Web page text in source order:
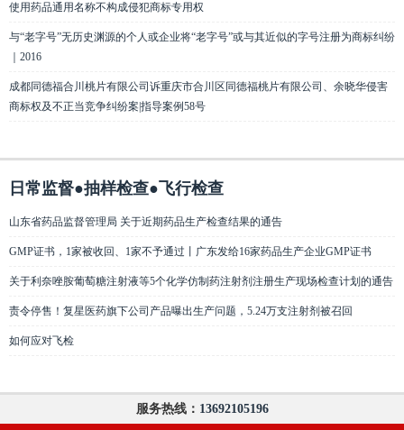
使用药品通用名称不构成侵犯商标专用权
与“老字号”无历史渊源的个人或企业将“老字号”或与其近似的字号注册为商标纠纷
｜2016
成都同德福合川桃片有限公司诉重庆市合川区同德福桃片有限公司、余晓华侵害
商标权及不正当竞争纠纷案|指导案例58号
日常监督●抽样检查●飞行检查
山东省药品监督管理局 关于近期药品生产检查结果的通告
GMP证书，1家被收回、1家不予通过丨广东发给16家药品生产企业GMP证书
关于利奈唑胺葡萄糖注射液等5个化学仿制药注射剂注册生产现场检查计划的通告
责令停售！复星医药旗下公司产品曝出生产问题，5.24万支注射剂被召回
如何应对飞检
服务热线： 13692105196